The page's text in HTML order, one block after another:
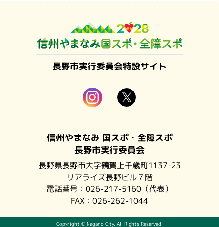
長野市実行委員会特設サイト
信州やまなみ 国スポ・全障スポ
長野市実行委員会
長野県長野市大字鶴賀上千歳町1137-23
リアライズ長野ビル７階
電話番号： 026-217-5160 （代表）
FAX：026-262-1044
Copyright © Nagano City. All Rights Reserved.